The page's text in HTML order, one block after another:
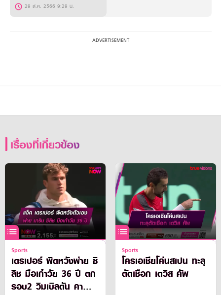
29 ส.ค. 2566 9:29 น.
เรื่องที่เกี่ยวข้อง
Sports
เดรเปอร์ ผิดหวังพ่าย ซิ
ลิช มือเก๋าวัย 36 ปี ตก
รอบ2 วิมเบิลดัน คา
Sports
โครเอเชียโค่นสเปน ทะลุ
ตัดเชือก เดวิส คัพ